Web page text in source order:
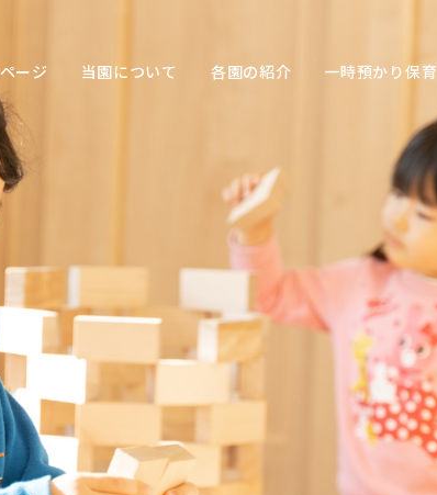
ージ 当園について
環境
色
各園の紹介 一時預かり保育